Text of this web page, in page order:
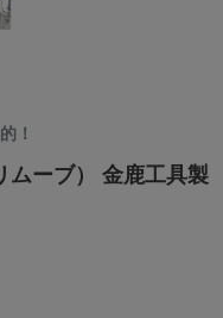
！
ムーブ） 金鹿工具製